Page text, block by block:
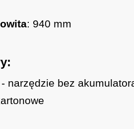
: 940 mm
narzędzie bez